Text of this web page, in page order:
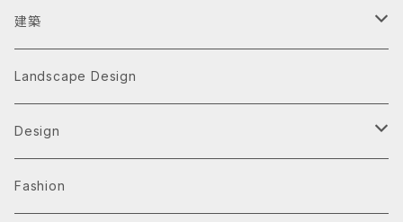
建築
Architecture Monographs
Alvar Aalto
Arne Jacobsen
History & Reference
Av Monographs
Landscape Design
Design
Graphic
Fashion